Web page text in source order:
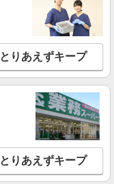
とりあえずキープ
とりあえずキープ